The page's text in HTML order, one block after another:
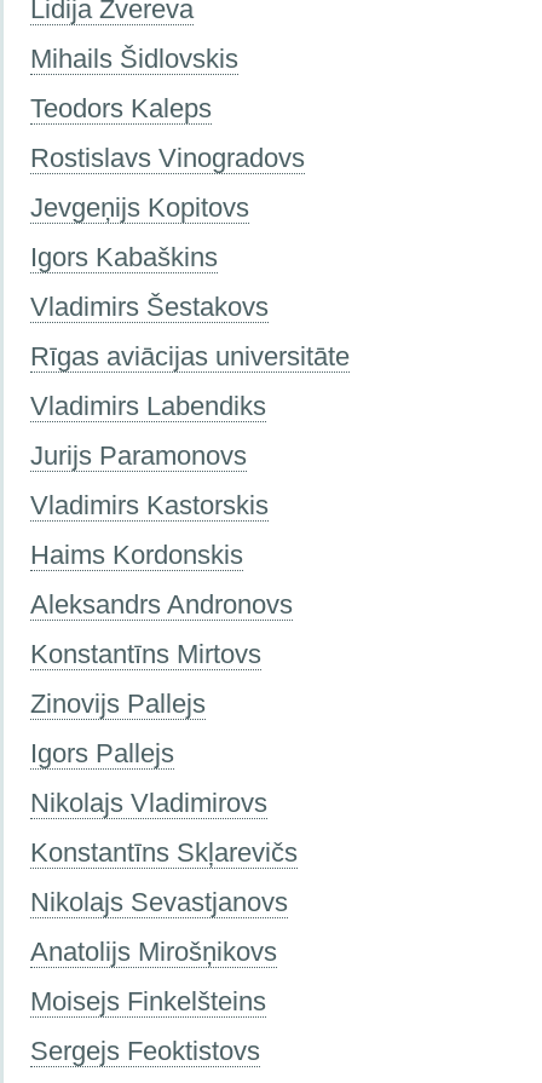
Lidija Zvereva
Mihails Šidlovskis
Teodors Kaleps
Rostislavs Vinogradovs
Jevgeņijs Kopitovs
Igors Kabaškins
Vladimirs Šestakovs
Rīgas aviācijas universitāte
Vladimirs Labendiks
Jurijs Paramonovs
Vladimirs Kastorskis
Haims Kordonskis
Aleksandrs Andronovs
Konstantīns Mirtovs
Zinovijs Pallejs
Igors Pallejs
Nikolajs Vladimirovs
Konstantīns Skļarevičs
Nikolajs Sevastjanovs
Anatolijs Mirošņikovs
Moisejs Finkelšteins
Sergejs Feoktistovs